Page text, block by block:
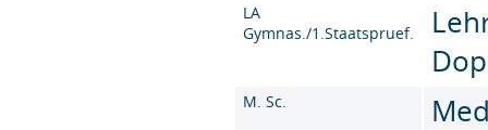
LA
Gymnas./1.Staatspruef.
M. Sc.